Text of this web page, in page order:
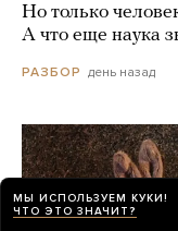
Но только
А что еще наука
РАЗБОР день назад
МЫ ИСПОЛЬЗУЕМ КУКИ!
ЧТО ЭТО ЗНАЧИТ?